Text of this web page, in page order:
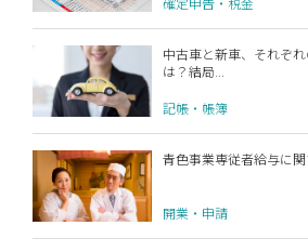
中古車と新車、それぞ
は？結局...
記帳・帳簿
青色事業専従者給与に
開業・申請